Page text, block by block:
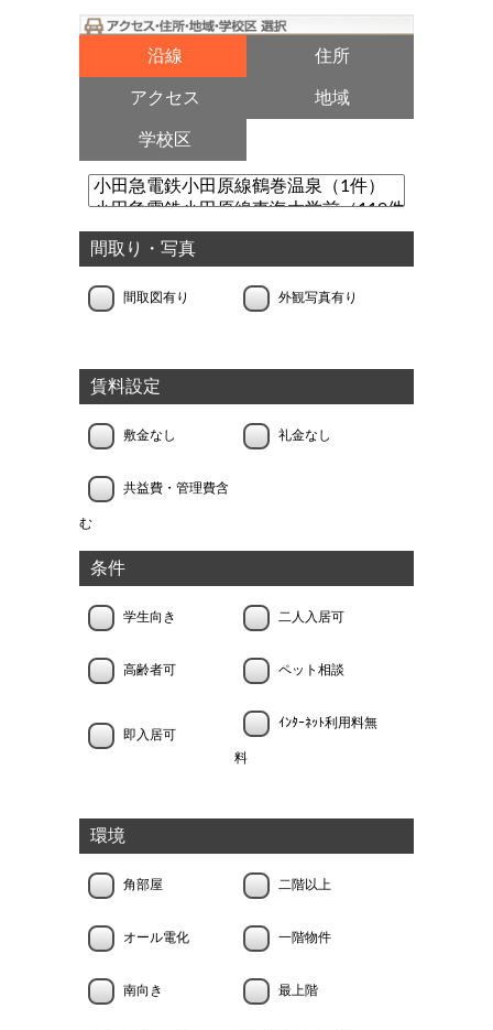
沿線 住所
アクセス 地域
学校区
間取り・写真
間取図有り 外観写真有り
賃料設定
敷金なし 礼金なし
共益費・管理費含
む
条件
学生向き 二人入居可
高齢者可 ペット相談
即入居可
ｲﾝﾀｰﾈｯﾄ利用料無
料
環境
角部屋 二階以上
オール電化 一階物件
南向き 最上階